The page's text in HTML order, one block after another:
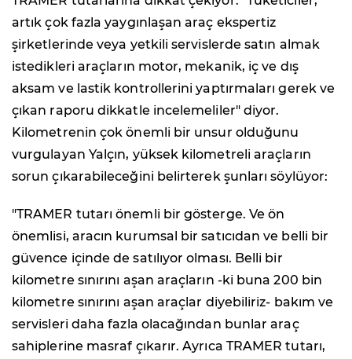
artık çok fazla yaygınlaşan araç ekspertiz
şirketlerinde veya yetkili servislerde satın almak
istedikleri araçların motor, mekanik, iç ve dış
aksam ve lastik kontrollerini yaptırmaları gerek ve
çıkan raporu dikkatle incelemeliler" diyor.
Kilometrenin çok önemli bir unsur olduğunu
vurgulayan Yalçın, yüksek kilometreli araçların
sorun çıkarabileceğini belirterek şunları söylüyor:
"TRAMER tutarı önemli bir gösterge. Ve ön
önemlisi, aracın kurumsal bir satıcıdan ve belli bir
güvence içinde de satılıyor olması. Belli bir
kilometre sınırını aşan araçların -ki buna 200 bin
kilometre sınırını aşan araçlar diyebiliriz- bakım ve
servisleri daha fazla olacağından bunlar araç
sahiplerine masraf çıkarır. Ayrıca TRAMER tutarı,